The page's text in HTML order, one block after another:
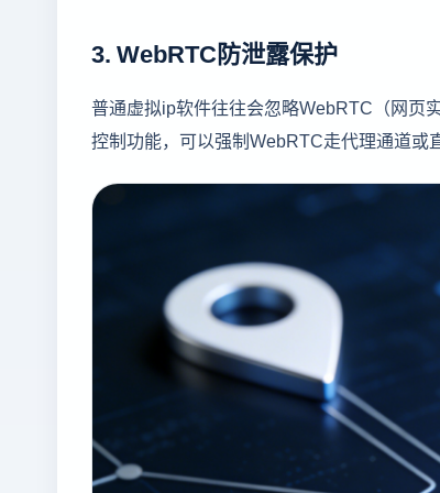
3. WebRTC防泄露保护
普通虚拟ip软件往往会忽略WebRTC（网页
控制功能，可以强制WebRTC走代理通道或